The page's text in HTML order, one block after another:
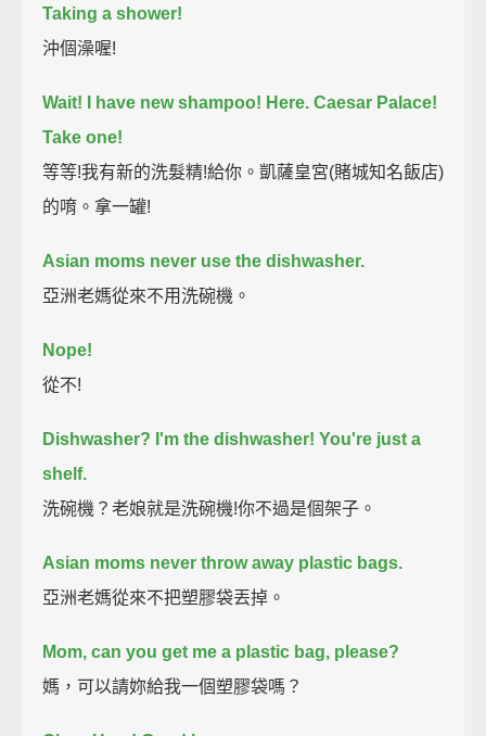
Taking a shower!
沖個澡喔!
Wait! I have new shampoo! Here. Caesar Palace!
Take one!
等等!我有新的洗髮精!給你。凱薩皇宮(賭城知名飯店)
的唷。拿一罐!
Asian moms never use the dishwasher.
亞洲老媽從來不用洗碗機。
Nope!
從不!
Dishwasher? I'm the dishwasher! You're just a
shelf.
洗碗機？老娘就是洗碗機!你不過是個架子。
Asian moms never throw away plastic bags.
亞洲老媽從來不把塑膠袋丟掉。
Mom, can you get me a plastic bag, please?
媽，可以請妳給我一個塑膠袋嗎？